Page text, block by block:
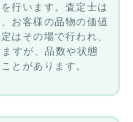
行います。査定士は
お客様の品物の価値
はその場で行われ、
すが、品数や状態
とがあります。